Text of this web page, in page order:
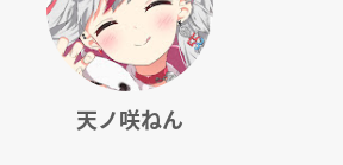
天ノ咲ねん